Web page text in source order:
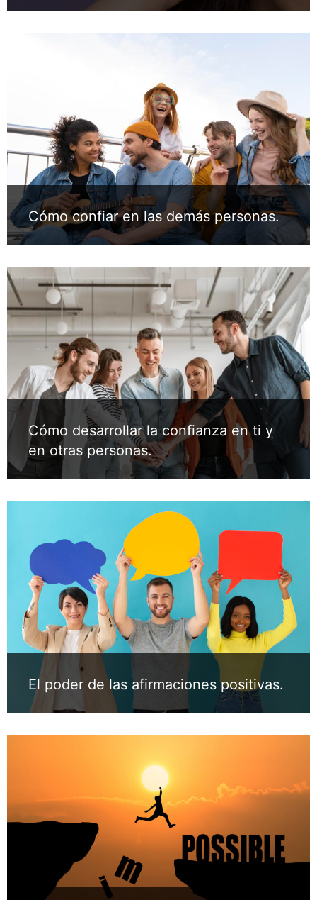
Cómo confiar en las demás personas.
Cómo desarrollar la confianza en ti y
en otras personas.
El poder de las afirmaciones positivas.